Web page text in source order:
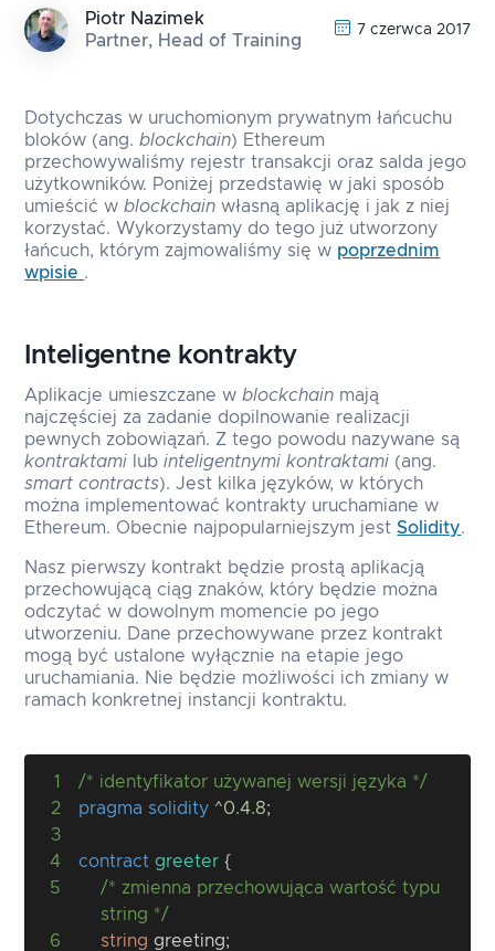
Piotr Nazimek
Partner, Head of Training
7 czerwca 2017
Dotychczas w uruchomionym prywatnym łańcuchu
bloków (ang.blockchain) Ethereum
przechowywaliśmy rejestr transakcji oraz salda jego
użytkowników. Poniżej przedstawię w jaki sposób
umieścić wblockchain własną aplikację i jak z niej
korzystać. Wykorzystamy do tego już utworzony
łańcuch, którym zajmowaliśmy się w poprzednim
wpisie .
Inteligentne kontrakty
Aplikacje umieszczane wblockchain mają
najczęściej za zadanie dopilnowanie realizacji
pewnych zobowiązań. Z tego powodu nazywane są
kontraktami lubinteligentnymi kontraktami (ang.
smart contracts). Jest kilka języków, w których
można implementować kontrakty uruchamiane w
Ethereum. Obecnie najpopularniejszym jestSolidity.
Nasz pierwszy kontrakt będzie prostą aplikacją
przechowującą ciąg znaków, który będzie można
odczytać w dowolnym momencie po jego
utworzeniu. Dane przechowywane przez kontrakt
mogą być ustalone wyłącznie na etapie jego
uruchamiania. Nie będzie możliwości ich zmiany w
ramach konkretnej instancji kontraktu.
1
/* identyfikator używanej wersji języka */
2
pragma solidity ^0.4.8;
3
4
contract greeter {
5
/* zmienna przechowująca wartość typu
string */
6
string greeting;